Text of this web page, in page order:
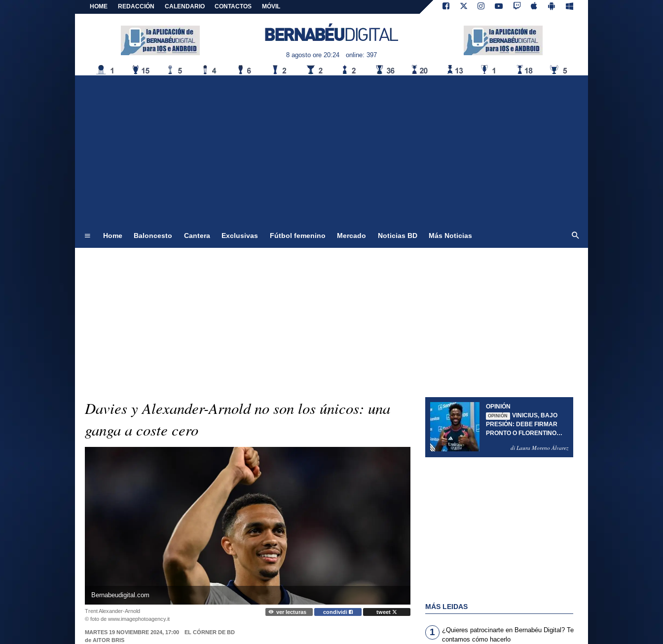
HOME REDACCIÓN CALENDARIO CONTACTOS MÓVIL
8 agosto ore 20:24 online: 397
Home Baloncesto Cantera Exclusivas Fútbol femenino Mercado Noticias BD Más Noticias
Davies y Alexander-Arnold no son los únicos: una
ganga a coste cero
Bernabeudigital.com
Trent Alexander-Arnold
© foto de www.imagephotoagency.it
ver lecturas condividi tweet
MARTES 19 NOVIEMBRE 2024, 17:00
EL CÓRNER DE BD
de AITOR BRIS
OPINIÓN
OPINIÓN
VINICIUS, BAJO
PRESIÓN: DEBE FIRMAR
PRONTO O FLORENTINO
di Laura Moreno Álvarez
MÁS LEIDAS
1
¿Quieres patrocinarte en Bernabéu Digital? Te
contamos cómo hacerlo